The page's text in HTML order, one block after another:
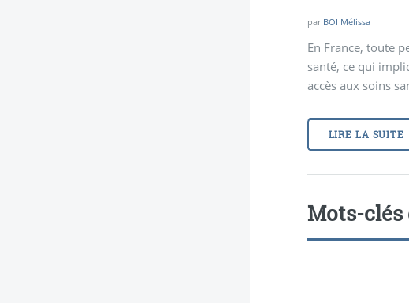
par BOI Mélissa
En France, toute
santé, ce qui
accès aux soins
LIRE LA SUITE
Mots-clés